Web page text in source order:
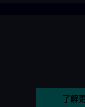
了解